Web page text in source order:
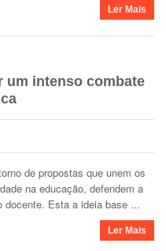
Ler Mais
um intenso combate
de propostas que unem os
na educação, defendem a
docente. Esta a ideia base ...
Ler Mais